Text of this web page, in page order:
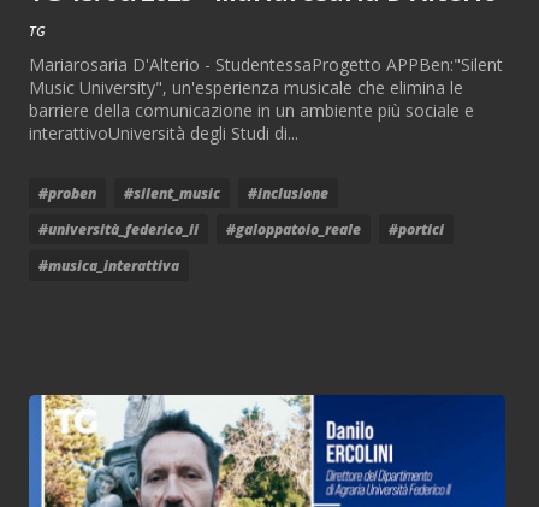
TG
Mariarosaria D'Alterio - StudentessaProgetto APPBen:"Silent
Music University", un'esperienza musicale che elimina le
barriere della comunicazione in un ambiente più sociale e
interattivoUniversità degli Studi di...
#proben #silent_music
#inclusione
#università_federico_ii
#galoppatoio_reale
#portici
#musica_interattiva